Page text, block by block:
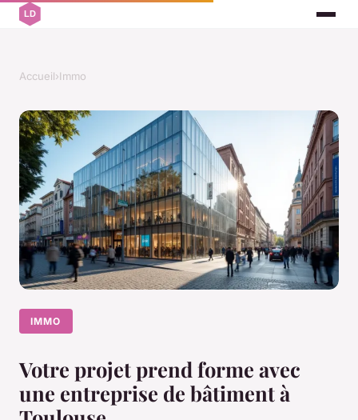
Accueil›Immo
IMMO
Votre projet prend forme avec
une entreprise de bâtiment à